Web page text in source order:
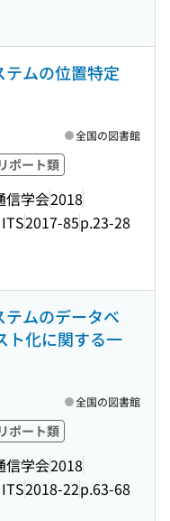
テムの位置特定
ポート類
信学会2018
2017-85p.23-28
全国の図書館
テムのデータベ
ト化に関する一
ポート類
信学会2018
2018-22p.63-68
全国の図書館